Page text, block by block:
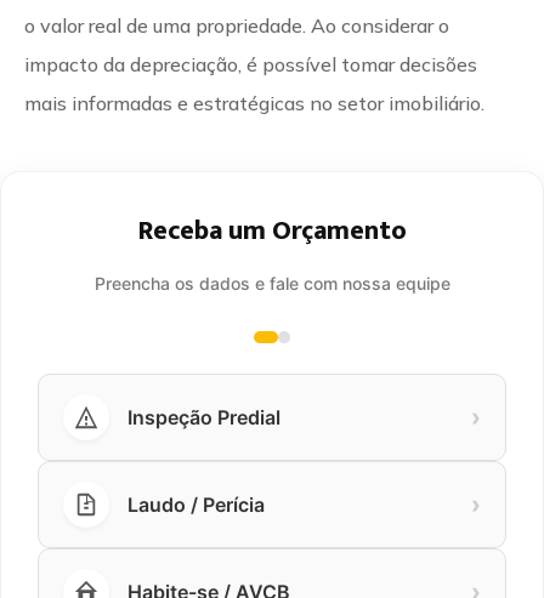
o valor real de uma propriedade. Ao considerar o
impacto da depreciação, é possível tomar decisões
mais informadas e estratégicas no setor imobiliário.
Receba um Orçamento
Preencha os dados e fale com nossa equipe
Inspeção Predial ›
Laudo / Perícia ›
Habite-se / AVCB ›